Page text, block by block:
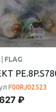
FLAG
F00RJ02523
₽